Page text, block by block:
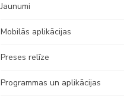
Jaunumi
Mobilās aplikācijas
Preses relīze
Programmas un aplikācijas